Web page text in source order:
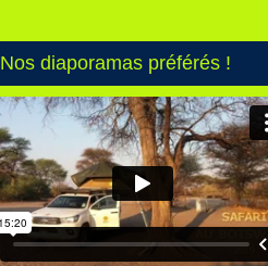
Nos diaporamas préférés !